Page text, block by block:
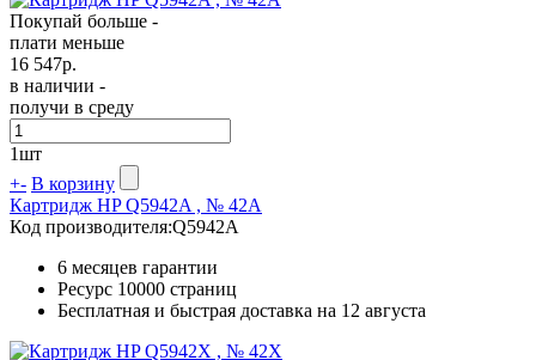
Покупай больше -
плати меньше
16 547р.
в наличии -
получи в среду
1шт
+- В корзину
Картридж HP Q5942A , № 42A
Код производителя:Q5942A
6 месяцев гарантии
Ресурс 10000 страниц
Бесплатная и быстрая доставка на 12 августа